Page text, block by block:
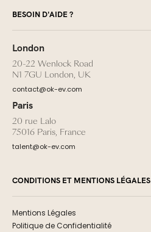
BESOIN D'AIDE ?
London
20-22 Wenlock Road
N1 7GU London, UK
contact@ok-ev.com
Paris
20 rue Lalo
75016 Paris, France
talent@ok-ev.com
CONDITIONS ET MENTIONS LÉGALES
Mentions Légales
Politique de Confidentialité